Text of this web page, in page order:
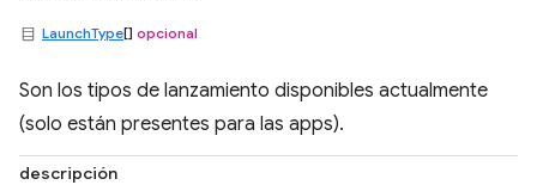
LaunchType[] opcional
Son los tipos de lanzamiento disponibles actualmente
(solo están presentes para las apps).
descripción